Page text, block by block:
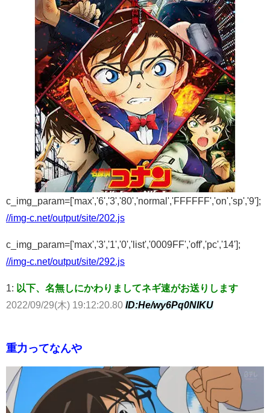
c_img_param=['max','6','3','80','normal','FFFFFF','on','sp','9'];
//img-c.net/output/site/202.js
c_img_param=['max','3','1','0','list','0009FF','off','pc','14'];
//img-c.net/output/site/292.js
1: 以下、名無しにかわりましてネギ速がお送りします
2022/09/29(木) 19:12:20.80 ID:He/wy6Pq0NIKU
重力ってなんや